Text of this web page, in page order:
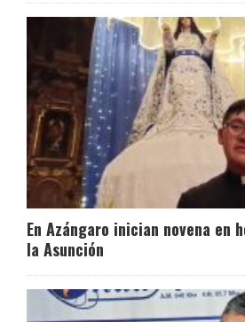
En Azángaro inician novena en
la Asunción